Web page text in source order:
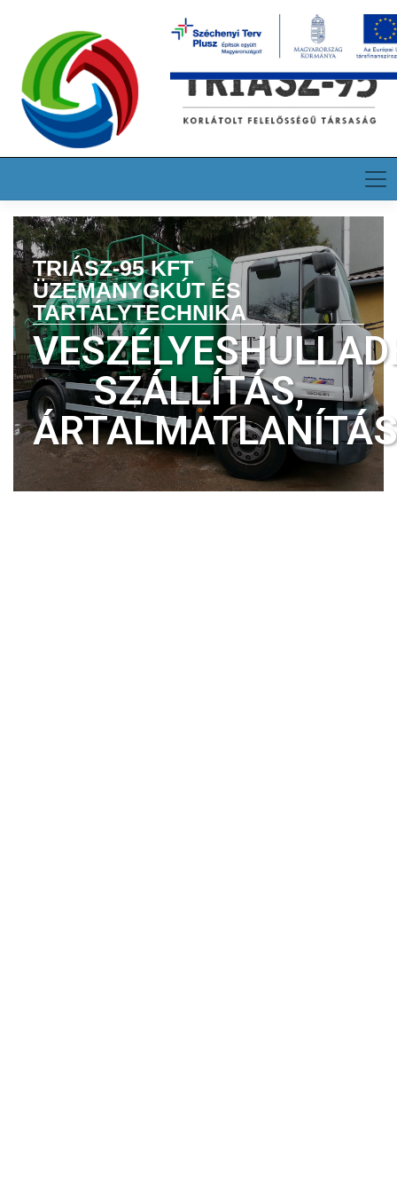
DE
TRIÁSZ-95 KFT
ÜZEMANYGKÚT ÉS
TARTÁLYTECHNIKA
SZÁLLÍTÁS,
ÁRTALMATLANÍTÁS